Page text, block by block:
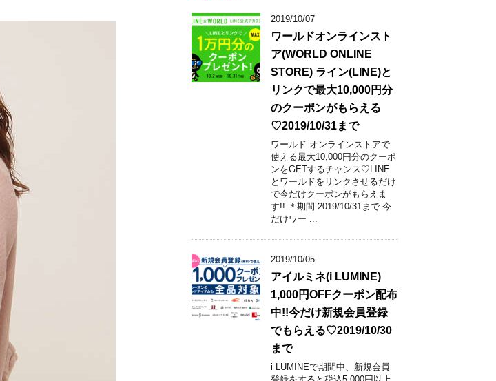
2019/10/07
ワールドオンラインスト
ア(WORLD ONLINE
STORE) ライン(LINE)と
リンクで最大10,000円分
のクーポンがもらえる
♡2019/10/31まで
ワールド オンラインストアで
使える最大10,000円分のクーポ
ンをGETするチャンス♡LINE
とワールドをリンクさせるだけ
で今だけクーポンがもらえま
す!! ＊期間 2019/10/31まで 今
だけワー ...
2019/10/05
アイルミネ(i LUMINE)
1,000円OFFクーポン配布
中!!今だけ新規会員登録
でもらえる♡2019/10/30
まで
i LUMINEで期間中、新規会員